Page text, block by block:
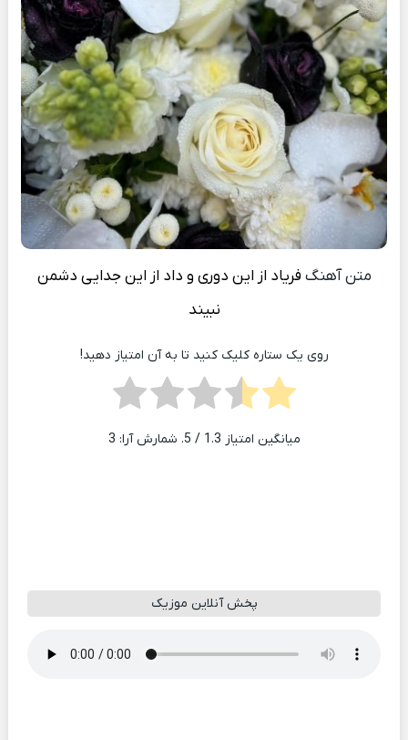
متن آهنگ فریاد از این دوری و داد از این جدایی دشمن
نبیند
روی یک ستاره کلیک کنید تا به آن امتیاز دهید!
میانگین امتیاز 1.3 / 5. شمارش آرا: 3
پخش آنلاین موزیک